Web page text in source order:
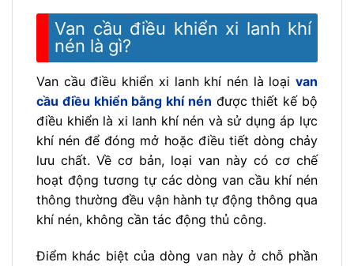
Van cầu điều khiển xi lanh khí
nén là gì?
Van cầu điều khiển xi lanh khí nén là loại van
cầu điều khiển bằng khí nén được thiết kế bộ
điều khiển là xi lanh khí nén và sử dụng áp lực
khí nén để đóng mở hoặc điều tiết dòng chảy
lưu chất. Về cơ bản, loại van này có cơ chế
hoạt động tương tự các dòng van cầu khí nén
thông thường đều vận hành tự động thông qua
khí nén, không cần tác động thủ công.
Điểm khác biệt của dòng van này ở chỗ phần